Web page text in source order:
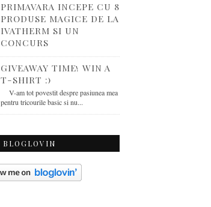
PRIMAVARA INCEPE CU 8
PRODUSE MAGICE DE LA
IVATHERM SI UN
CONCURS
GIVEAWAY TIME! WIN A
T-SHIRT :)
V-am tot povestit despre pasiunea mea
pentru tricourile basic si nu...
BLOGLOVIN